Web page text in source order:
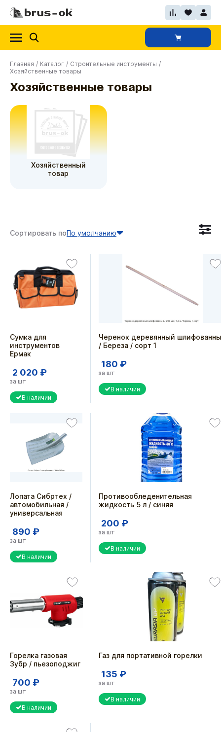
Главная / Каталог / Строительные инструменты /
Хозяйственные товары
Хозяйственные товары
Хозяйственный
товар
Сортировать поПо умолчанию
Сумка для
инструментов
Ермак
2 020 ₽
за шт
В наличии
Черенок деревянный
/ Береза / сорт 1
180 ₽
за шт
В наличии
Лопата Сибртех /
автомобильная /
универсальная
890 ₽
за шт
В наличии
Противообледенительная
жидкость 5 л / синяя
200 ₽
за шт
В наличии
Горелка газовая
Зубр / пьезоподжиг
700 ₽
за шт
В наличии
Газ для портативной горелки
135 ₽
за шт
В наличии